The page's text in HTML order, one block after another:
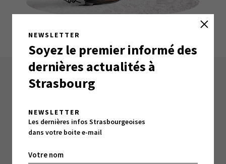
NEWSLETTER
Soyez le premier informé des
dernières actualités à
Strasbourg
NEWSLETTER
Les dernières infos Strasbourgeoises
dans votre boite e-mail
À LIRE ÉGALEMENT :